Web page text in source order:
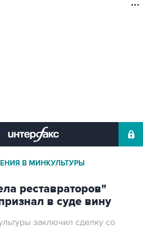
В МИНКУЛЬТУРЫ
реставраторов"
в суде вину
заключил сделку со